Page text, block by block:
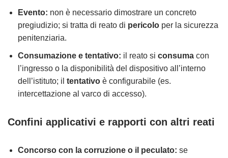
Evento: non è necessario dimostrare un concreto
pregiudizio; si tratta di reato di pericolo per la sicurezza
penitenziaria.
Consumazione e tentativo: il reato si consuma con
l’ingresso o la disponibilità del dispositivo all’interno
dell’istituto; il tentativo è configurabile (es.
intercettazione al varco di accesso).
Confini applicativi e rapporti con altri reati
Concorso con la corruzione o il peculato: se